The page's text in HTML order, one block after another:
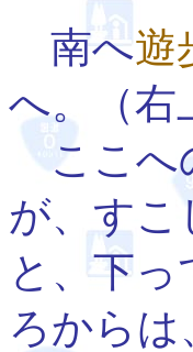
南へ遊
へ。（右
ここへ
が、すこ
と、下
ろから